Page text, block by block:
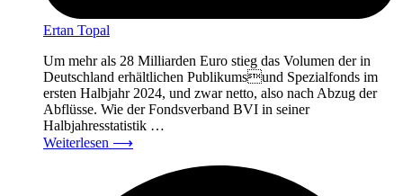
Ertan Topal
Um mehr als 28 Milliarden Euro stieg das Volumen der in
Deutschland erhältlichen Publikumsund Spezialfonds im
ersten Halbjahr 2024, und zwar netto, also nach Abzug der
Abflüsse. Wie der Fondsverband BVI in seiner
Halbjahresstatistik …
Weiterlesen ⟶